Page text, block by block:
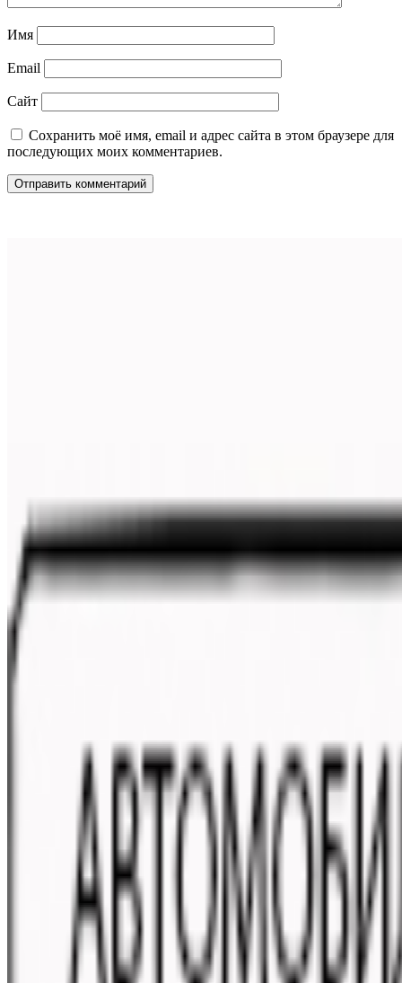
Имя
Email
Сайт
Сохранить моё имя, email и адрес сайта в этом браузере для
последующих моих комментариев.